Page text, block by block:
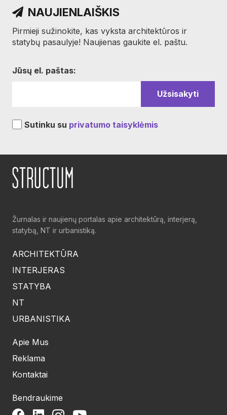
NAUJIENLAIŠKIS
Pirmieji sužinokite, kas vyksta architektūros ir
statybų pasaulyje! Naujienas gaukite el. paštu.
Jūsų el. paštas:
Sutinku su privatumo taisyklėmis
Žurnalas ir naujienų portalas apie architektūrą, interjerą,
statybą, NT ir urbanistiką.
ARCHITEKTŪRA
INTERJERAS
STATYBA
NT
URBANISTIKA
Apie Mus
Reklama
Kontaktai
Bendraukime